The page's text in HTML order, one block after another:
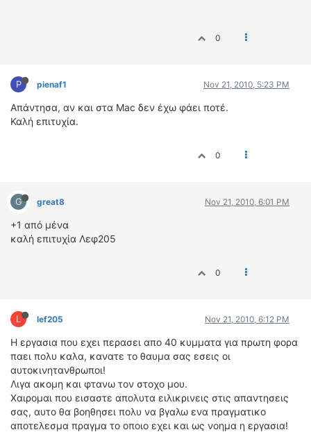
0
P pienaf1 Nov 21, 2010, 5:23 PM
Απάντησα, αν και στα Mac δεν έχω φάει ποτέ.
Καλή επιτυχία.
0
G great8 Nov 21, 2010, 6:01 PM
+1 από μένα
καλή επιτυχία Λεφ205
0
L lef205 Nov 21, 2010, 6:12 PM
Η εργασια που εχει περασει απο 40 κυμματα για πρωτη φορα
παει πολυ καλα, κανατε το θαυμα σας εσεις οι
αυτοκινητανθρωποι!
Λιγα ακομη και φτανω τον στοχο μου.
Χαιρομαι που εισαστε απολυτα ειλικρινεις στις απαντησεις
σας, αυτο θα βοηθησει πολυ να βγαλω ενα πραγματικο
αποτελεσμα πραγμα το οποιο εχει και ως νοημα η εργασια!